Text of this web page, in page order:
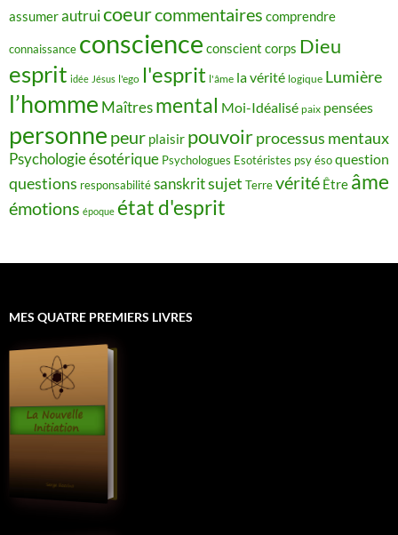
assumerautruicoeurcommentaires comprendre
connaissance conscience conscient corps Dieu
esprit idée Jésus l'ego l'esprit l'âme la vérité logique Lumière
l’homme Maîtres mental Moi-Idéalisé paix pensées
personne peur plaisir pouvoirprocessus mentaux
Psychologie ésotérique Psychologues Esotéristes psy ésoquestion
questions responsabilitésanskritsujet Terrevérité Être âme
émotions époque état d'esprit
MES QUATRE PREMIERS LIVRES